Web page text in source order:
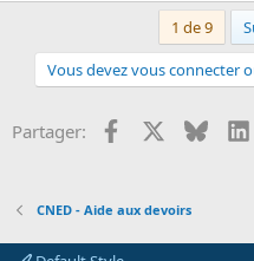
1 de 9
Vous devez vous connecter
Partager: Facebook
CNED - Aide aux devoirs